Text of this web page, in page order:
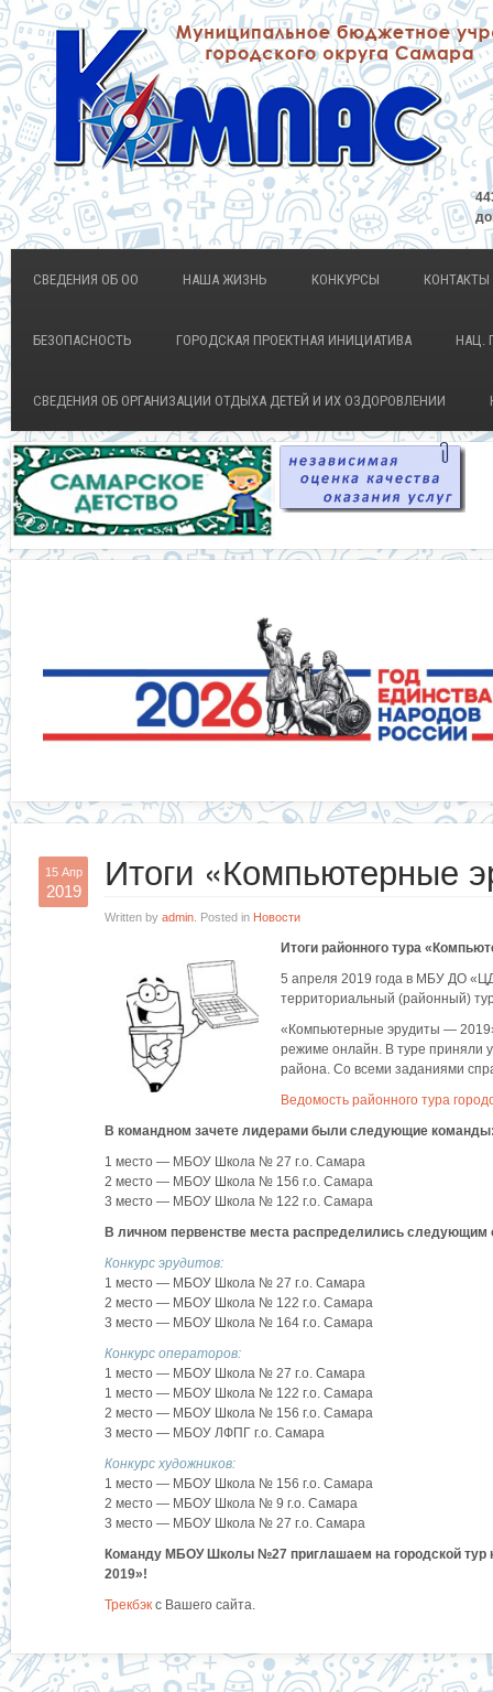
СВЕДЕНИЯ ОБ ОО НАША ЖИЗНЬ КОНКУРСЫ КОНТАКТЫ
БЕЗОПАСНОСТЬ ГОРОДСКАЯ ПРОЕКТНАЯ ИНИЦИАТИВА НАЦ.
СВЕДЕНИЯ ОБ ОРГАНИЗАЦИИ ОТДЫХА ДЕТЕЙ И ИХ ОЗДОРОВЛЕНИИ
15 Апр
2019 Итоги «Компьютерные
Written by admin . Posted in Новости
Итоги районного тура
5 апреля 2019 года в МБУ ДО
территориальный (районный)
«Компьютерные эрудиты —
режиме онлайн. В туре приняли
района. Со всеми заданиями
Ведомость районного тура
В командном зачете лидерами были следующие
1 место — МБОУ Школа № 27 г.о. Самара
2 место — МБОУ Школа № 156 г.о. Самара
3 место — МБОУ Школа № 122 г.о. Самара
В личном первенстве места распределились следующим
Конкурс эрудитов:
1 место — МБОУ Школа № 27 г.о. Самара
2 место — МБОУ Школа № 122 г.о. Самара
3 место — МБОУ Школа № 164 г.о. Самара
Конкурс операторов:
1 место — МБОУ Школа № 27 г.о. Самара
1 место — МБОУ Школа № 122 г.о. Самара
2 место — МБОУ Школа № 156 г.о. Самара
3 место — МБОУ ЛФПГ г.о. Самара
Конкурс художников:
1 место — МБОУ Школа № 156 г.о. Самара
2 место — МБОУ Школа № 9 г.о. Самара
3 место — МБОУ Школа № 27 г.о. Самара
Команду МБОУ Школы №27 приглашаем на городской
2019»!
Трекбэк с Вашего сайта.